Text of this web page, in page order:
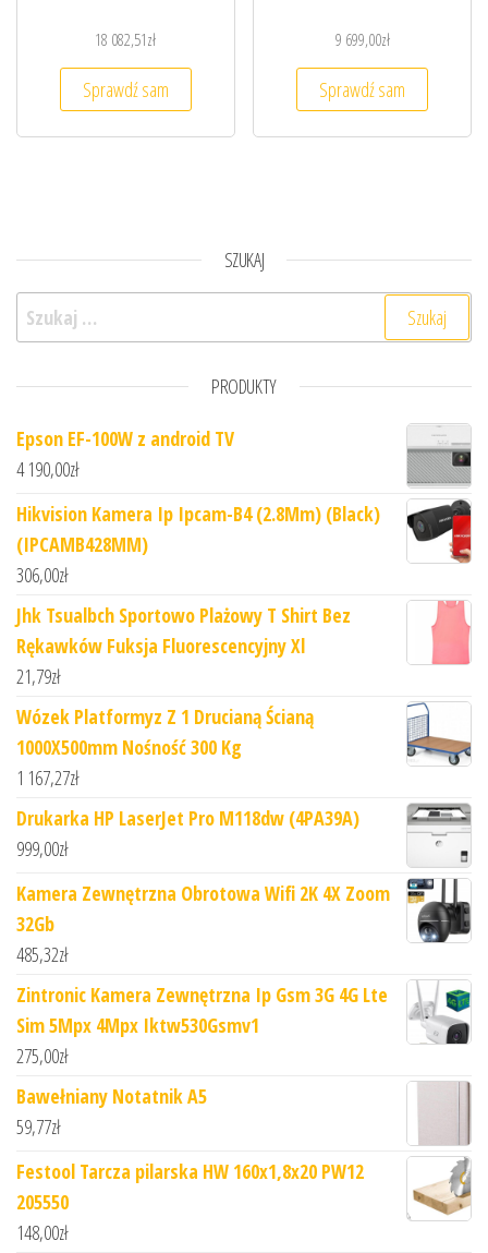
18 082,51zł
Sprawdź sam
9 699,00zł
Sprawdź sam
SZUKAJ
Szukaj:
PRODUKTY
Epson EF-100W z android TV
4 190,00zł
Hikvision Kamera Ip Ipcam-B4 (2.8Mm) (Black)
(IPCAMB428MM)
306,00zł
Jhk Tsualbch Sportowo Plażowy T Shirt Bez
Rękawków Fuksja Fluorescencyjny Xl
21,79zł
Wózek Platformyz Z 1 Drucianą Ścianą
1000X500mm Nośność 300 Kg
1 167,27zł
Drukarka HP LaserJet Pro M118dw (4PA39A)
999,00zł
Kamera Zewnętrzna Obrotowa Wifi 2K 4X Zoom
32Gb
485,32zł
Zintronic Kamera Zewnętrzna Ip Gsm 3G 4G Lte
Sim 5Mpx 4Mpx Iktw530Gsmv1
275,00zł
Bawełniany Notatnik A5
59,77zł
Festool Tarcza pilarska HW 160x1,8x20 PW12
205550
148,00zł